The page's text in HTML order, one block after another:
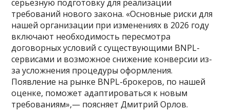
серьезную подготовку для реализации
требований нового закона. «Основные риски для
нашей организации при изменениях в 2026 году
включают необходимость пересмотра
договорных условий с существующими BNPL-
сервисами и возможное снижение конверсии из-
за усложнения процедуры оформления.
Появление на рынке BNPL-брокеров, по нашей
оценке, поможет адаптироваться к новым
требованиям»,— поясняет Дмитрий Орлов.